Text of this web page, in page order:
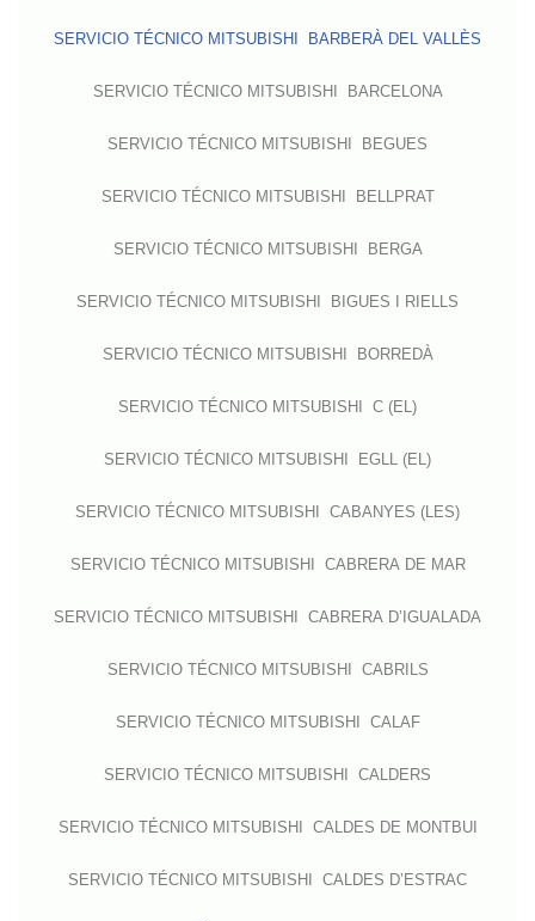
SERVICIO TÉCNICO MITSUBISHI BARBERÀ DEL VALLÈS
SERVICIO TÉCNICO MITSUBISHI BARCELONA
SERVICIO TÉCNICO MITSUBISHI BEGUES
SERVICIO TÉCNICO MITSUBISHI BELLPRAT
SERVICIO TÉCNICO MITSUBISHI BERGA
SERVICIO TÉCNICO MITSUBISHI BIGUES I RIELLS
SERVICIO TÉCNICO MITSUBISHI BORREDÀ
SERVICIO TÉCNICO MITSUBISHI C (EL)
SERVICIO TÉCNICO MITSUBISHI EGLL (EL)
SERVICIO TÉCNICO MITSUBISHI CABANYES (LES)
SERVICIO TÉCNICO MITSUBISHI CABRERA DE MAR
SERVICIO TÉCNICO MITSUBISHI CABRERA D’IGUALADA
SERVICIO TÉCNICO MITSUBISHI CABRILS
SERVICIO TÉCNICO MITSUBISHI CALAF
SERVICIO TÉCNICO MITSUBISHI CALDERS
SERVICIO TÉCNICO MITSUBISHI CALDES DE MONTBUI
SERVICIO TÉCNICO MITSUBISHI CALDES D’ESTRAC